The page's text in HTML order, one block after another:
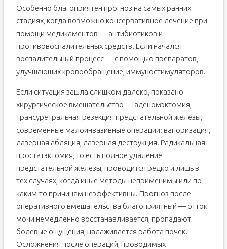
Особенно благоприятен прогноз на самых ранних
стадиях, когда возможно консервативное лечение при
помощи медикаментов — антибиотиков и
противовоспалительных средств. Если начался
воспалительный процесс — с помощью препаратов,
улучшающих кровообращение, иммуностимуляторов.
Если ситуация зашла слишком далеко, показано
хирургическое вмешательство — аденомэктомия,
трансуретральная резекция предстательной железы,
современные малоинвазивные операции: вапоризация,
лазерная абляция, лазерная деструкция. Радикальная
простатэктомия, то есть полное удаление
предстательной железы, проводится редко и лишь в
тех случаях, когда иные методы неприменимы или по
каким-то причинам неэффективны. Прогноз после
оперативного вмешательства благоприятный — отток
мочи немедленно восстанавливается, пропадают
болевые ощущения, налаживается работа почек.
Осложнения после операций, проводимых